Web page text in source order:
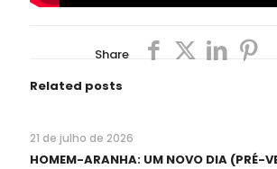
Share
Related posts
21 de julho de 2026
HOMEM-ARANHA: UM NOVO DIA (PRÉ-